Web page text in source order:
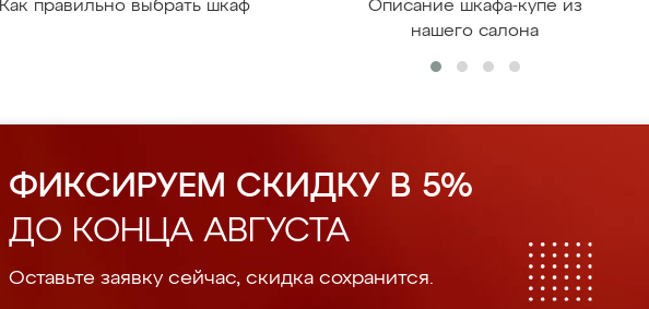
Как правильно выбрать шкаф
Описание шкафа-купе из
нашего салона
ФИКСИРУЕМ СКИДКУ В 5%
ДО КОНЦА АВГУСТА
Оставьте заявку сейчас, скидка сохранится.